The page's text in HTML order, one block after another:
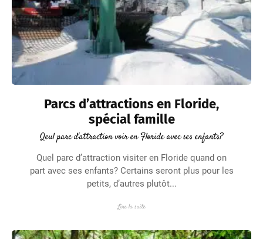
Parcs d’attractions en Floride,
spécial famille
Qeul parc d'attraction voir en Floride avec ses enfants?
Quel parc d’attraction visiter en Floride quand on
part avec ses enfants? Certains seront plus pour les
petits, d’autres plutôt...
Lire la suite